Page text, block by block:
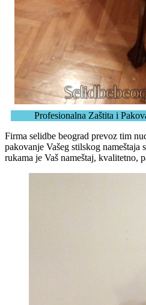
Profesionalna Zaštita i
Firma selidbe beograd prevoz tim
pakovanje Vašeg stilskog
rukama je Vaš nameštaj, kvalitetno,